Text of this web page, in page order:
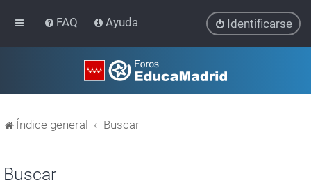
FAQ Ayuda Identificarse
Índice general Buscar
Buscar